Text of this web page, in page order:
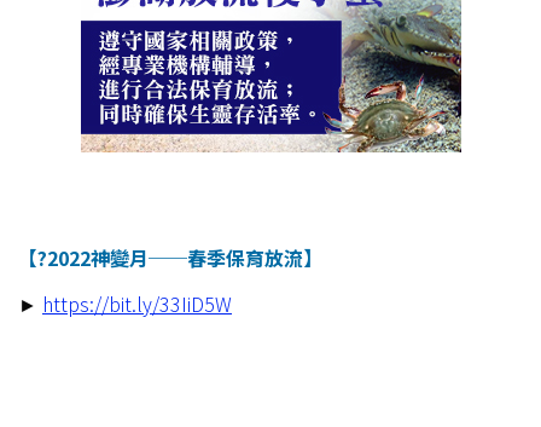
【?2022神變月──春季保育放流】
► https://bit.ly/33IiD5W​